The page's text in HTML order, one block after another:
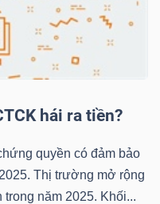
hái ra tiền?
quyền có đảm bảo
Thị trường mở rộng
năm 2025. Khối...